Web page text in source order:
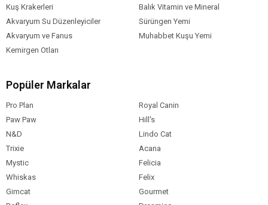
Kuş Krakerleri
Balık Vitamin ve Mineral
Akvaryum Su Düzenleyiciler
Sürüngen Yemi
Akvaryum ve Fanus
Muhabbet Kuşu Yemi
Kemirgen Otları
Popüler Markalar
Pro Plan
Royal Canin
Paw Paw
Hill's
N&D
Lindo Cat
Trixie
Acana
Mystic
Felicia
Whiskas
Felix
Gimcat
Gourmet